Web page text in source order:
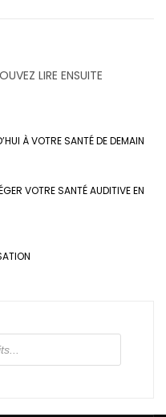
LIRE ENSUITE
À VOTRE SANTÉ DE DEMAIN
VOTRE SANTÉ AUDITIVE EN